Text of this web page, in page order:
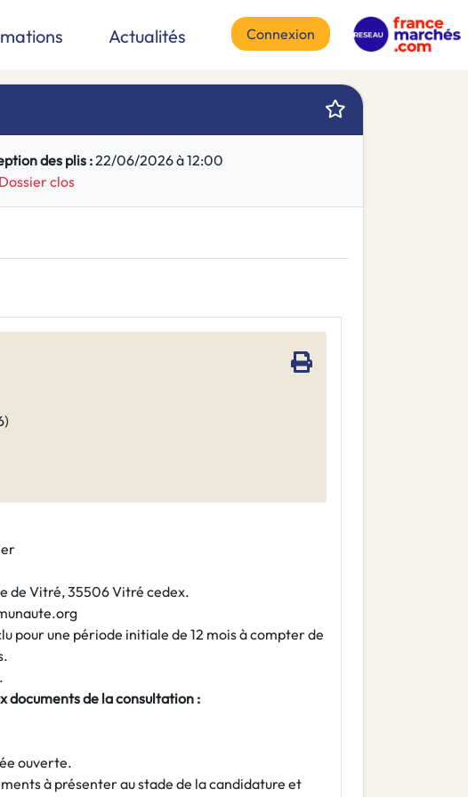
Actualités Connexion
des plis :22/06/2026 à 12:00
Dossier clos
de Vitré, 35506 Vitré cedex.
pour une période initiale de 12 mois à compter de
documents de la consultation :
ouverte.
à présenter au stade de la candidature et